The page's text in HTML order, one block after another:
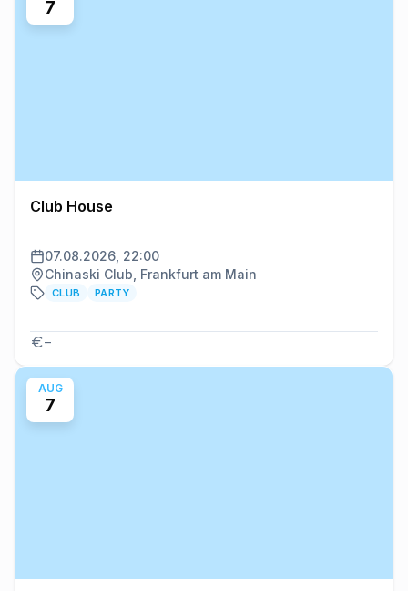
7
Club House
07.08.2026, 22:00
Chinaski Club, Frankfurt am Main
CLUB PARTY
–
AUG
7